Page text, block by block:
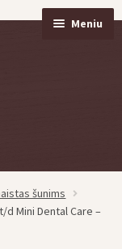
Meniu
šunims
Mini Dental Care –